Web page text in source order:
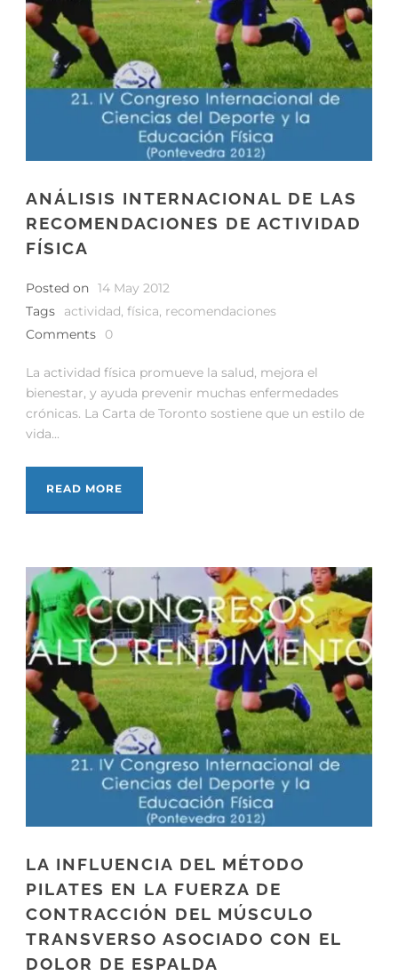
ANÁLISIS INTERNACIONAL DE LAS
RECOMENDACIONES DE ACTIVIDAD
FÍSICA
Posted on 14 May 2012
Tags
actividad, física, recomendaciones
Comments
0
La actividad física promueve la salud, mejora el
bienestar, y ayuda prevenir muchas enfermedades
crónicas. La Carta de Toronto sostiene que un estilo de
vida...
READ MORE
LA INFLUENCIA DEL MÉTODO
PILATES EN LA FUERZA DE
CONTRACCIÓN DEL MÚSCULO
TRANSVERSO ASOCIADO CON EL
DOLOR DE ESPALDA